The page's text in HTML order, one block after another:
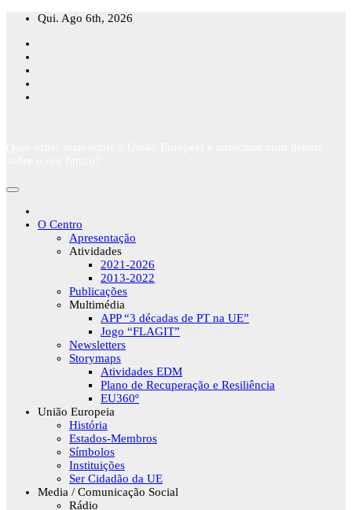
Skip
content
Qui. Ago 6th, 2026
O Centro
Apresentação
Atividades
2021-2026
2013-2022
Publicações
Multimédia
APP “3 décadas de PT na UE”
Jogo “FLAGIT”
Newsletters
Storymaps
Atividades EDM
Plano de Recuperação e Resiliência
EU360º
União Europeia
História
Estados-Membros
Símbolos
Instituições
Ser Cidadão da UE
Media / Comunicação Social
Rádio